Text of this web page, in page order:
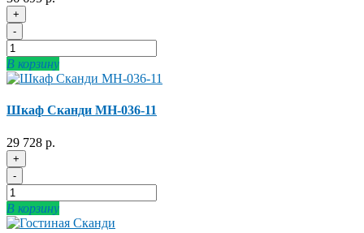
+
-
В корзину
Шкаф Сканди МН-036-11
29 728 р.
+
-
В корзину